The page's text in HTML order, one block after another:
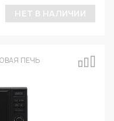
НЕТ В НАЛИЧИИ
ПЕЧЬ